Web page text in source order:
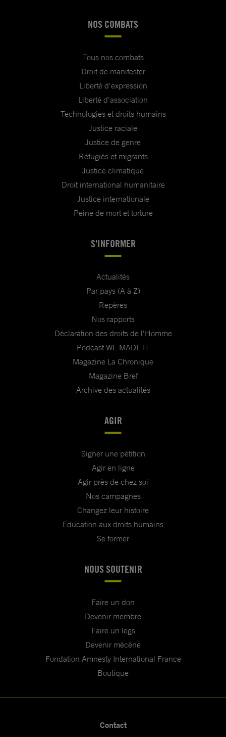
NOS COMBATS
Tous nos combats
Droit de manifester
Liberté d'expression
Liberté d'association
Technologies et droits humains
Justice raciale
Justice de genre
Réfugiés et migrants
Justice climatique
Droit international humanitaire
Justice internationale
Peine de mort et torture
S'INFORMER
Actualités
Par pays (A à Z)
Repères
Nos rapports
Déclaration des droits de l'Homme
Podcast WE MADE IT
Magazine La Chronique
Magazine Bref
Archive des actualités
AGIR
Signer une pétition
Agir en ligne
Agir près de chez soi
Nos campagnes
Changez leur histoire
Education aux droits humains
Se former
NOUS SOUTENIR
Faire un don
Devenir membre
Faire un legs
Devenir mécène
Fondation Amnesty International France
Boutique
Contact